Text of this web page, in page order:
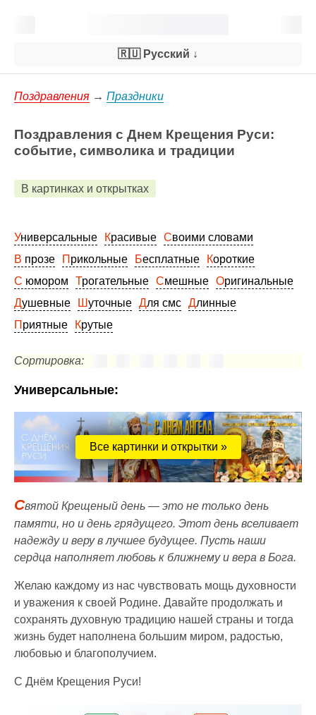
🇷🇺 Русский ↓
Поздравления → Праздники
Поздравления с Днем Крещения Руси:
событие, символика и традиции
В картинках и открытках
Универсальные Красивые
Своими словами
В прозе
Прикольные Бесплатные
Короткие
С юмором
Трогательные Смешные
Оригинальные
Душевные
Шуточные Для смс
Длинные
Приятные
Крутые
Сортировка:
Универсальные:
Все картинки и открытки »
Святой Крещеный день — это не только день
памяти, но и день грядущего. Этот день вселивает
надежду и веру в лучшее будущее. Пусть наши
сердца наполняет любовь к ближнему и вера в Бога.
Желаю каждому из нас чувствовать мощь духовности
и уважения к своей Родине. Давайте продолжать и
сохранять духовную традицию нашей страны и тогда
жизнь будет наполнена большим миром, радостью,
любовью и благополучием.
С Днём Крещения Руси!